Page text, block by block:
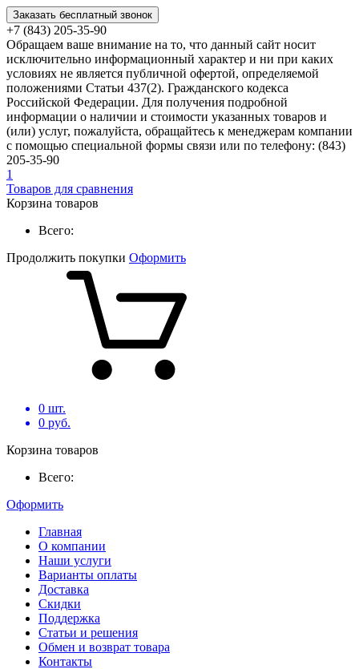
Заказать бесплатный звонок
+7 (843) 205-35-90
Обращаем ваше внимание на то, что данный сайт носит
исключительно информационный характер и ни при каких
условиях не является публичной офертой, определяемой
положениями Статьи 437(2). Гражданского кодекса
Российской Федерации. Для получения подробной
информации о наличии и стоимости указанных товаров и
(или) услуг, пожалуйста, обращайтесь к менеджерам компании
с помощью специальной формы связи или по телефону: (843)
205-35-90
1
Товаров для сравнения
Корзина товаров
Всего:
Продолжить покупки Оформить
0 шт.
0 руб.
Корзина товаров
Всего:
Оформить
Главная
О компании
Наши услуги
Варианты оплаты
Доставка
Скидки
Поддержка
Статьи и решения
Обмен и возврат товара
Контакты